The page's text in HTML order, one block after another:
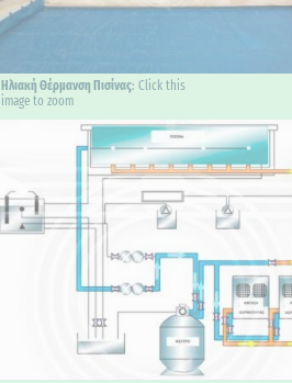
Ηλιακή Θέρμανση Πισίνας: Click this
image to zoom